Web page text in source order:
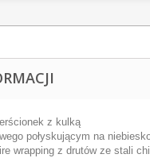
z kulką
połyskującym na
wrapping z drutów ze stali